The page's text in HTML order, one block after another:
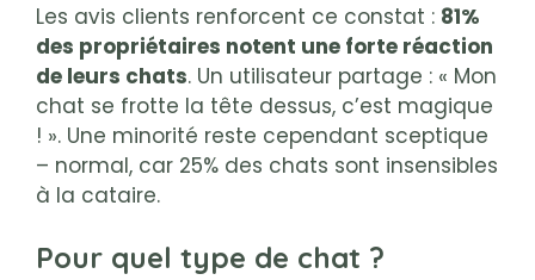
Les avis clients renforcent ce constat : 81%
des propriétaires notent une forte réaction
de leurs chats. Un utilisateur partage : « Mon
chat se frotte la tête dessus, c’est magique
! ». Une minorité reste cependant sceptique
– normal, car 25% des chats sont insensibles
à la cataire.
Pour quel type de chat ?